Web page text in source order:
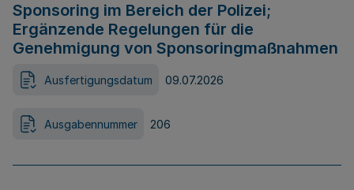
Sponsoring im Bereich der Polizei;
Ergänzende Regelungen für die
Genehmigung von Sponsoringmaßnahmen
Ausfertigungsdatum 09.07.2026
Ausgabennummer 206